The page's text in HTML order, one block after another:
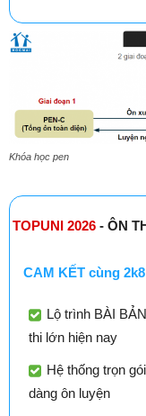
Khóa học pen
TOPUNI 2026- ÔN
CAM KẾT cùng
Lộ trình BÀI
thi lớn hiện nay
Hệ thống trọn
dàng ôn luyện